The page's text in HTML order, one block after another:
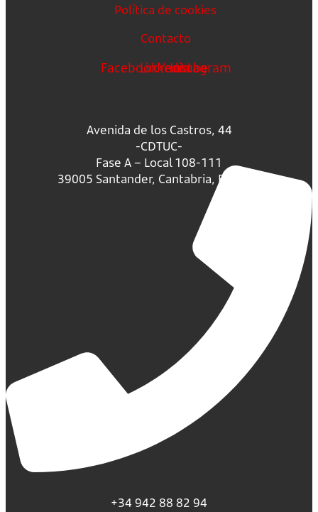
Política de cookies
Contacto
FacebookLinkedin
Youtube
Instagram
Avenida de los Castros, 44
-CDTUC-
Fase A – Local 108-111
39005 Santander, Cantabria, España.
+34 942 88 82 94